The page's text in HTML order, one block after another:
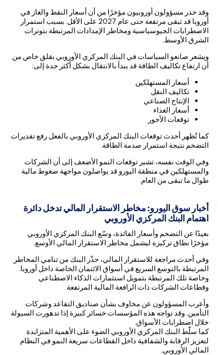
وقد حذر مسؤولون أوروبيون مؤخرًا من أن أسعار النفط والغاز في
أوروبا قد تبقى مرتفعة حتى عام 2027 على الأقل. بسبب استمرار
الاضطرابات الجيوسياسية ومخاطر الإمدادات المرتبطة بتوترات
الشرق الأوسط.
ويشعر صانعو السياسات في البنك المركزي الأوروبي بقلق خاص من
أن ارتفاع تكاليف الطاقة قد يبدأ بالانتقال بشكل أكثر حدة إلى:
أسعار المستهلكين
تكاليف النقل
الإنتاج الصناعي
أسعار الغذاء
توقعات الأجور
كما تُظهر أحدث توقعات البنك المركزي الأوروبي بالفعل رفع تقديرات
التضخم نتيجة استمرار صدمة الطاقة.
وفي الوقت نفسه، تشير توقعات النمو الأضعف إلى أن الشركات
والمستهلكين في منطقة اليورو قد يواصلون مواجهة ضغوط مالية
طوال ما تبقى من العام.
أخبار سوق اليورو: مخاطر الاستقرار المالي تدخل دائرة
اهتمام البنك المركزي الأوروبي
بعيدًا عن التضخم وأسعار الفائدة، وسّع البنك المركزي الأوروبي
مؤخرًا نطاق تركيزه ليشمل مخاطر الاستقرار المالي الأوسع.
وفي أحدث مراجعة للاستقرار المالي، حذّر البنك من تنامي المخاطر
المرتبطة بالتوسع السريع في أسواق الائتمان الخاصة داخل أوروبا.
وخاصة تلك المرتبطة بتمويل استثمارات الذكاء الاصطناعي
وقطاعات الشركات ذات الرافعة المالية المرتفعة.
وأعرب المسؤولون عن مخاوف بشأن صناديق التقاعد وشركات
التأمين. وقد تواجه هذه المؤسسات خسائر كبيرة إذا تدهورت السيولة
خلال اضطرابات الأسواق.
كما سلّط البنك المركزي الأوروبي الضوء على الأهمية المتزايدة
لتعزيز الرقابة والشفافية داخل القطاعات سريعة النمو في النظام
المالي الأوروبي.